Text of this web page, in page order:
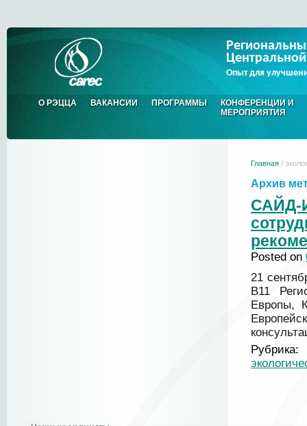
Опыт для
О РЭЦЦА ВАКАНСИИ ПРОГРАММЫ
КОНФЕРЕНЦИИ И
МЕРОПРИЯТИЯ
Главная /
Архив
Posted on
21
B11
Европы,
Рубрика: